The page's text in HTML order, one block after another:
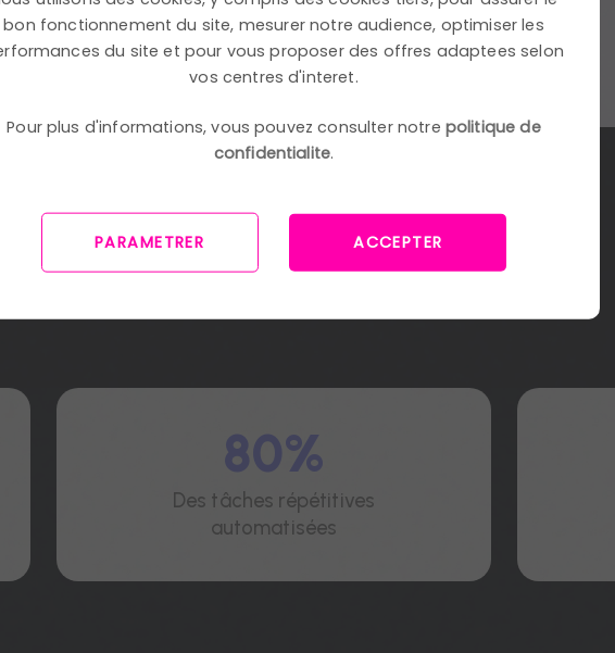
Les résultatsparlent
80%
Des tâches répétitives
automatisées
bon fonctionnement du site, mesurer notre audience, optimiser les
du site et pour vous proposer des offres adaptees selon
vos centres d'interet.
Pour plus d'informations, vous pouvez consulter notre politique de
confidentialite.
PARAMETRER ACCEPTER